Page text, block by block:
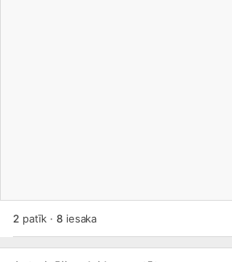
2 patīk ·8iesaka